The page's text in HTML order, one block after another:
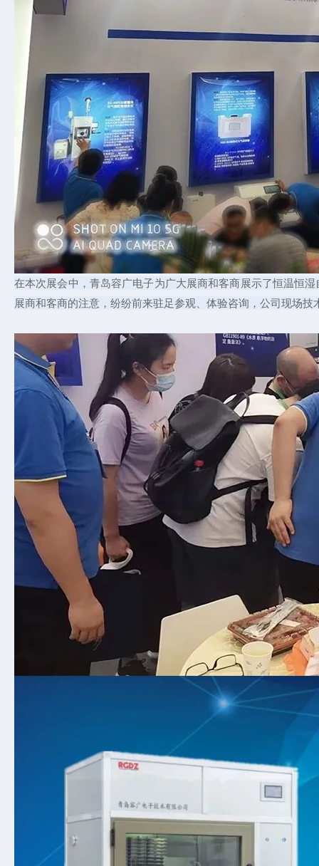
在本次展会中，青岛容广电子为广大展商和客商展示了恒温恒
展商和客商的注意，纷纷前来驻足参观、体验咨询，公司现场